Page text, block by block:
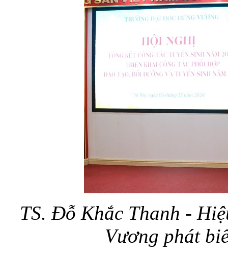
TS. Đỗ Khắc Thanh -
Vương phát